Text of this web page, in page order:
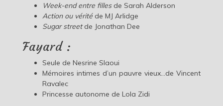
Week-end entre fillesde Sarah Alderson
Action ou véritéde MJ Arlidge
Sugar streetde Jonathan Dee
Fayard :
Seule de Nesrine Slaoui
Mémoires intimes d’un pauvre vieux…de Vincent
Ravalec
Princesse autonome de Lola Zidi